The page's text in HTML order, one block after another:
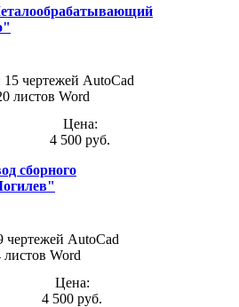
15 чертежей AutoCad
листов Word
Цена:
4 500 руб.
сборного
чертежей AutoCad
листов Word
Цена:
4 500 руб.